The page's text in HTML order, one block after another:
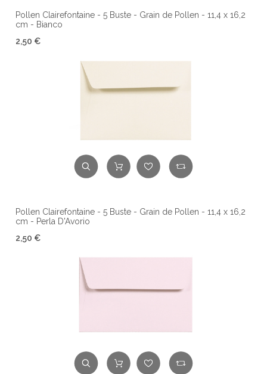
Pollen Clairefontaine - 5 Buste - Grain de Pollen - 11,4 x 16,2
cm - Bianco
2,50 €
Pollen Clairefontaine - 5 Buste - Grain de Pollen - 11,4 x 16,2
cm - Perla D'Avorio
2,50 €